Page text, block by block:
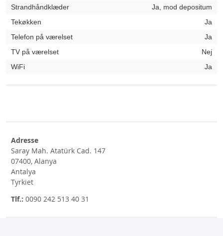
Strandhåndklæder
Ja, mod depositum
Tekøkken
Ja
Telefon på værelset
Ja
TV på værelset
Nej
WiFi
Ja
Adresse
Saray Mah. Atatürk Cad. 147
07400, Alanya
Antalya
Tyrkiet
Tlf.: 0090 242 513 40 31